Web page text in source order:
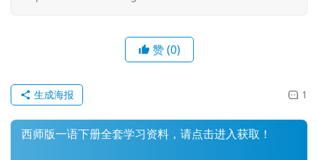
论
坛
首
页
赞(0)
1
生成海报
西师版一语下册全套学习资料，请点击进入获取！